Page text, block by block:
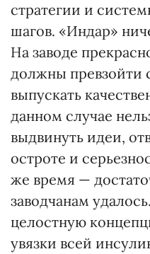
стратегии и
шагов. «Индар»
На заводе
должны превзойти
выпускать
данном случае
выдвинуть идеи,
остроте и
же время —
заводчанам
целостную
увязки всей